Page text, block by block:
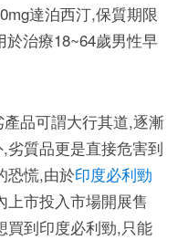
達泊西汀,保質期限
於治療18~64歲男性早
品可謂大行其道,逐漸
劣質品更是直接危害到
恐慌,由於印度必利勁
市投入市場開展售
買到印度必利勁,只能